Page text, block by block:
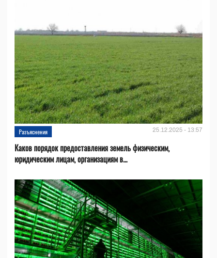
Разъяснения 25.12.2025 - 13:57
Каков порядок предоставления земель физическим,
юридическим лицам, организациям в...